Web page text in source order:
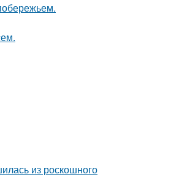
из роскошного